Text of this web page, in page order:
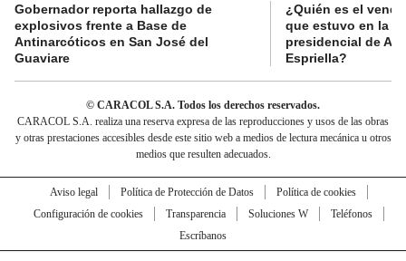
Gobernador reporta hallazgo de
explosivos frente a Base de
Antinarcóticos en San José del
Guaviare
¿Quién es el
que estuvo en la
presidencial de
Espriella?
© CARACOL S.A. Todos los derechos reservados.
CARACOL S.A. realiza una reserva expresa de las reproducciones y usos de las obras
y otras prestaciones accesibles desde este sitio web a medios de lectura mecánica u otros
medios que resulten adecuados.
Aviso legal Política de Protección de Datos
Política de cookies
Configuración de cookies
Transparencia Soluciones W
Teléfonos
Escríbanos